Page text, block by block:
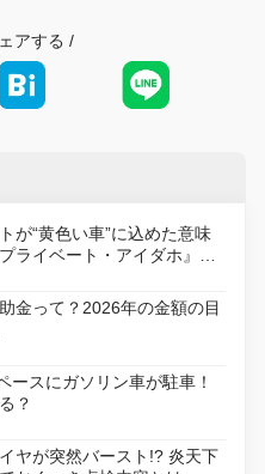
アする /
が“黄色い車”に込めた意味
ライベート・アイダホ』が
ー版で復活
金って？2026年の金額の目
ースにガソリン車が駐車！
？
ヤが突然バースト!? 炎天下